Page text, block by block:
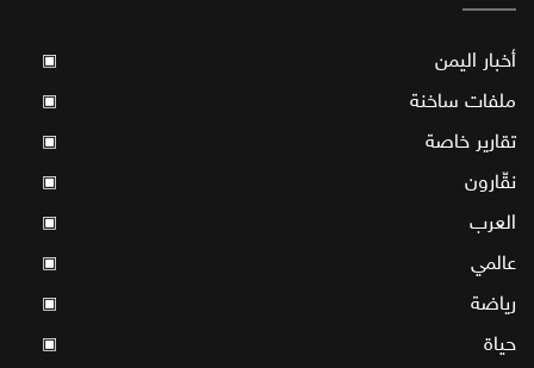
أخبار اليمن ▣
ملفات ساخنة ▣
تقارير خاصة ▣
نقّارون ▣
العرب ▣
عالمي ▣
رياضة ▣
حياة ▣